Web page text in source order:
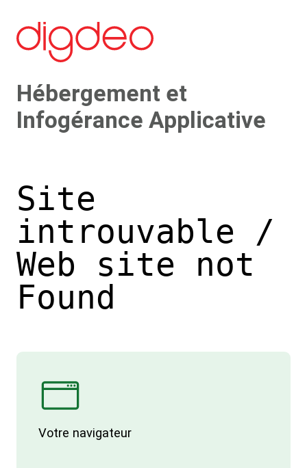
Hébergement et
Infogérance Applicative
Site
introuvable /
Web site not
Found
Votre navigateur